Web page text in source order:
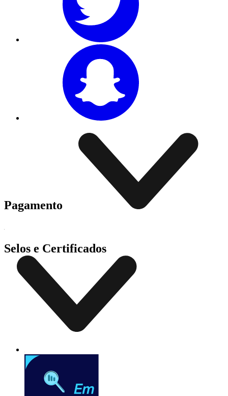
Pagamento
Selos e Certificados